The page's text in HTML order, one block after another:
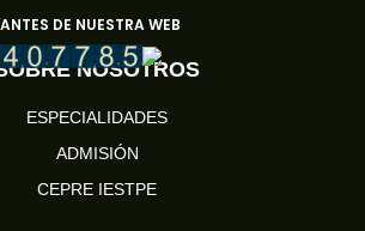
DE NUESTRA WEB
NOSOTROS
ESPECIALIDADES
ADMISIÓN
CEPRE IESTPE